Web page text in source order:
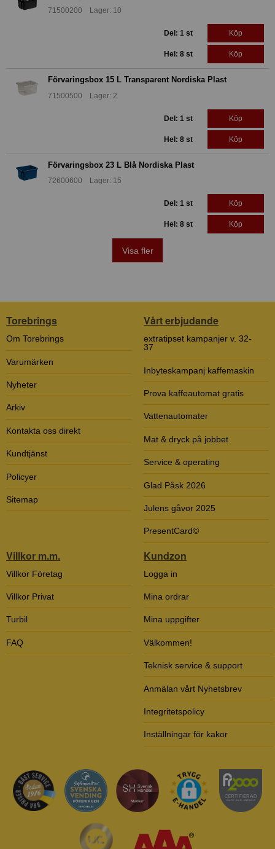
71500200 Lager: 10
Del: 1 st Köp
Hel: 8 st Köp
Förvaringsbox 15 L Transparent Nordiska Plast
71500500 Lager: 2
Del: 1 st Köp
Hel: 8 st Köp
Förvaringsbox 23 L Blå Nordiska Plast
72600600 Lager: 15
Del: 1 st Köp
Hel: 8 st Köp
Visa fler
Torebrings
Om Torebrings
Varumärken
Nyheter
Arkiv
Kontakta oss direkt
Kundtjänst
Policyer
Sitemap
Vårt erbjudande
extratipset kampanjer v. 32-
37
Inbyteskampanj kaffemaskin
Prova kaffeautomat gratis
Vattenautomater
Mat & dryck på jobbet
Service & operating
Glad Påsk 2026
Julens gåvor 2025
PresentCard©
Villkor m.m.
Villkor Företag
Villkor Privat
Turbil
FAQ
Kundzon
Logga in
Mina ordrar
Mina uppgifter
Välkommen!
Teknisk service & support
Anmälan vårt Nyhetsbrev
Integritetspolicy
Inställningar för kakor